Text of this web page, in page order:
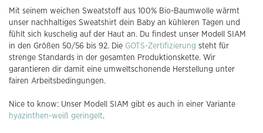
Mit seinem weichen Sweatstoff aus 100% Bio-Baumwolle wärmt
unser nachhaltiges Sweatshirt dein Baby an kühleren Tagen und
fühlt sich kuschelig auf der Haut an. Du findest unser Modell SIAM
in den Größen 50/56 bis 92. Die GOTS-Zertifizierung steht für
strenge Standards in der gesamten Produktionskette. Wir
garantieren dir damit eine umweltschonende Herstellung unter
fairen Arbeitsbedingungen.
Nice to know: Unser Modell SIAM gibt es auch in einer Variante
hyazinthen-weiß geringelt.